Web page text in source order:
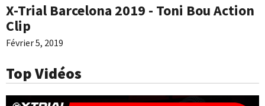
X-Trial Barcelona 2019 - Toni Bou Action
Clip
Février 5, 2019
Top Vidéos